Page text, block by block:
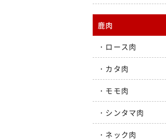
鹿肉
ロース肉
カタ肉
モモ肉
シンタマ肉
ネック肉